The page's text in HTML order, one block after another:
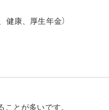
健康、厚生年金）
とが多いです。